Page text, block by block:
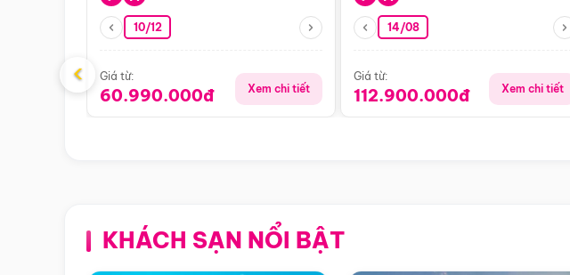
10/12
Giá từ:
60.990.000đ Xem chi tiết
14/08
Giá từ:
112.900.000đ Xem chi tiết
‹
KHÁCH SẠN NỔI BẬT